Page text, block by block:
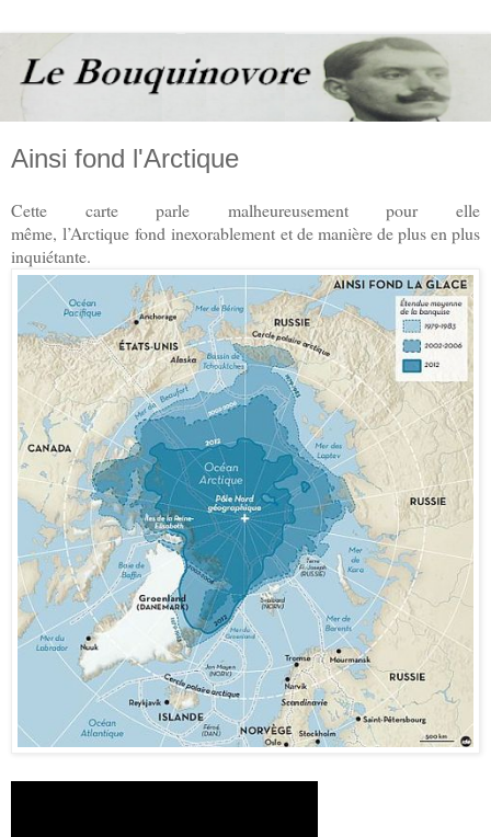
Ainsi fond l'Arctique
Cette carte parle malheureusement pour elle
même, l’Arctique fond inexorablement et de manière de plus en plus
inquiétante.